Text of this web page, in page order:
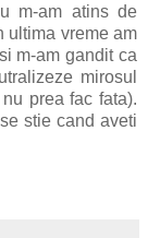
m-am atins de
ultima vreme am
m-am gandit ca
mirosul
prea fac fata).
stie cand aveti